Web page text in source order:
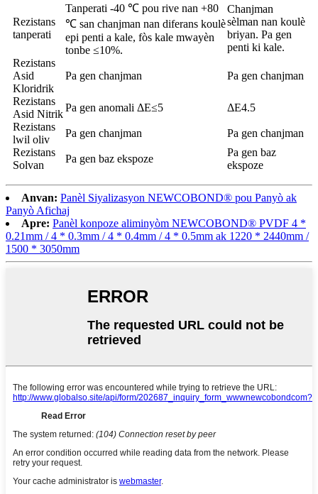
Rezistans
tanperati
Tanperati -40 ℃ pou rive nan +80
℃ san chanjman nan diferans koulè
epi penti a kale, fòs kale mwayèn
tonbe ≤10%.
Chanjman
sèlman nan koulè
briyan. Pa gen
penti ki kale.
Rezistans
Asid
Kloridrik
Pa gen chanjman Pa gen chanjman
Rezistans
Asid Nitrik
Pa gen anomali ΔE≤5
ΔE4.5
Rezistans
lwil oliv
Pa gen chanjman
Pa gen chanjman
Rezistans
Solvan
Pa gen baz ekspoze
Pa gen baz
ekspoze
Anvan: Panèl Siyalizasyon NEWCOBOND® pou Panyò ak
Panyò Afichaj
Apre: Panèl konpoze aliminyòm NEWCOBOND® PVDF 4 *
0.21mm / 4 * 0.3mm / 4 * 0.4mm / 4 * 0.5mm ak 1220 * 2440mm /
1500 * 3050mm